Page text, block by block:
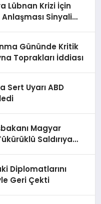
Lübnan Krizi İçin
Sinyali
Gününde Kritik
Toprakları İddiası
Sert Uyarı ABD
Magyar
Saldırıya
Diplomatlarını
Geri Çekti